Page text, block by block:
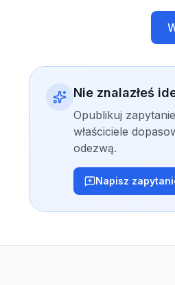
Nie znalazłeś
Opublikuj
właściciele
odezwą.
Napisz